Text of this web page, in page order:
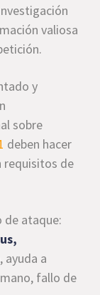
valiosa
y
sobre
deben hacer
requisitos de
de ataque:
ayuda a
fallo de